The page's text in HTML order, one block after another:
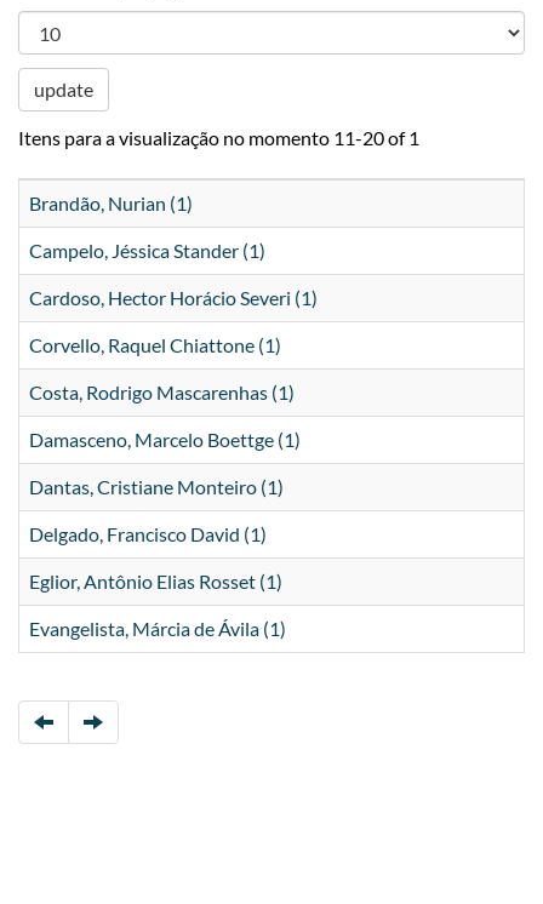
update
Itens para a visualização no momento 11-20 of 1
Brandão, Nurian (1)
Campelo, Jéssica Stander (1)
Cardoso, Hector Horácio Severi (1)
Corvello, Raquel Chiattone (1)
Costa, Rodrigo Mascarenhas (1)
Damasceno, Marcelo Boettge (1)
Dantas, Cristiane Monteiro (1)
Delgado, Francisco David (1)
Eglior, Antônio Elias Rosset (1)
Evangelista, Márcia de Ávila (1)